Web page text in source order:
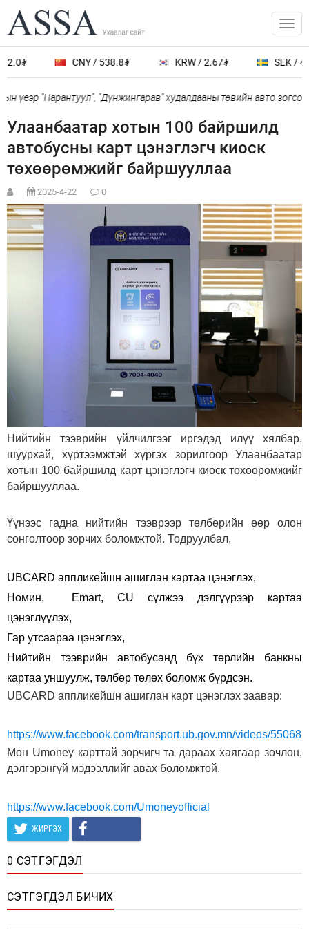
CNY / 538.8₮ KRW / 2.67₮ SEK /
үеэр "Нарантуул", "Дүнжингарав" худалдааны төвийн авто
Улаанбаатар хотын 100 байршилд
автобусны карт цэнэглэгч киоск
төхөөрөмжийг байршууллаа
2025-4-22 0
Нийтийн тээврийн үйлчилгээг иргэдэд илүү хялбар,
шуурхай, хүртээмжтэй хүргэх зорилгоор Улаанбаатар
хотын 100 байршилд карт цэнэглэгч киоск төхөөрөмжийг
байршууллаа.
Үүнээс гадна нийтийн тээврээр төлбөрийн өөр олон
сонголтоор зорчих боломжтой. Тодруулбал,
UBCARD аппликейшн ашиглан картаа цэнэглэх,
Номин, Emart, CU сүлжээ дэлгүүрээр картаа
цэнэглүүлэх,
Гар утсаараа цэнэглэх,
Нийтийн тээврийн автобусанд бүх төрлийн банкны
картаа уншуулж, төлбөр төлөх боломж бүрдсэн.
UBCARD аппликейшн ашиглан карт цэнэглэх заавар:
https://www.facebook.com/transport.ub.gov.mn/videos/
Мөн Umoney карттай зорчигч та дараах хаягаар зочлон,
дэлгэрэнгүй мэдээллийг авах боломжтой.
https://www.facebook.com/Umoneyofficial
ЖИРГЭХ
0 СЭТГЭГДЭЛ
СЭТГЭГДЭЛ БИЧИХ